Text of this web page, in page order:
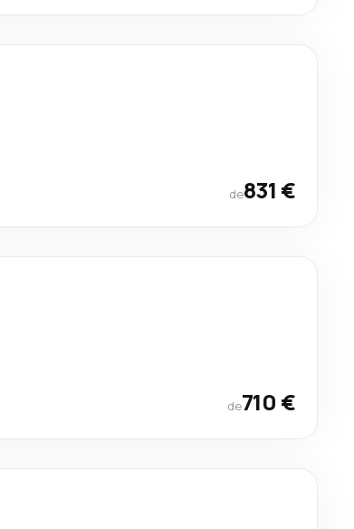
de831 €
de710 €